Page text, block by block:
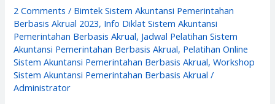
2 Comments / Bimtek Sistem Akuntansi Pemerintahan
Berbasis Akrual 2023, Info Diklat Sistem Akuntansi
Pemerintahan Berbasis Akrual, Jadwal Pelatihan Sistem
Akuntansi Pemerintahan Berbasis Akrual, Pelatihan Online
Sistem Akuntansi Pemerintahan Berbasis Akrual,Workshop
Sistem Akuntansi Pemerintahan Berbasis Akrual /
Administrator